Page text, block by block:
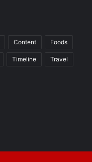
Content Foods
Timeline Travel